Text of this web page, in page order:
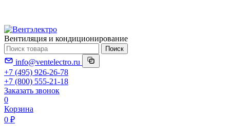
Вентиляция и кондиционирование
Поиск
info@ventelectro.ru
+7 (495) 926-26-78
+7 (800) 555-21-18
Заказать звонок
0
Корзина
0 ₽